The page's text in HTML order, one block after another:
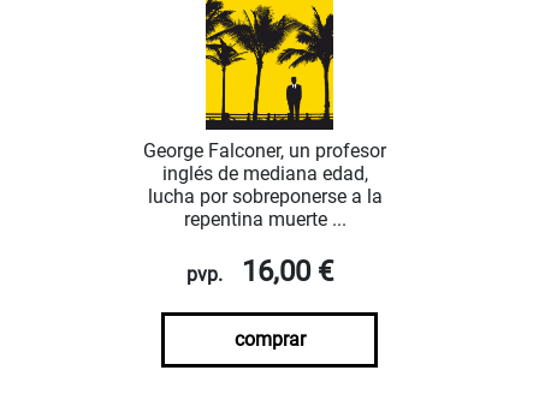
George Falconer, un profesor
inglés de mediana edad,
lucha por sobreponerse a la
repentina muerte ...
pvp. 16,00 €
comprar